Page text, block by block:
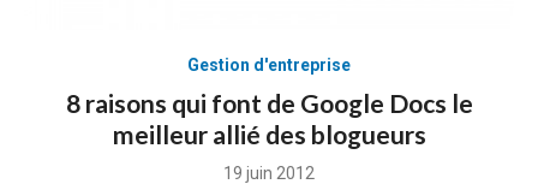
Gestion d'entreprise
8 raisons qui font de Google Docs le
meilleur allié des blogueurs
Posted
19 juin 2012